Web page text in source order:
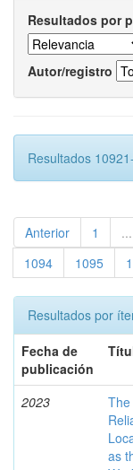
Resultados por
Autor/registro
Resultados
Anterior 1 ...
1094
1095
Resultados por
Fecha de
publicación
2023
as